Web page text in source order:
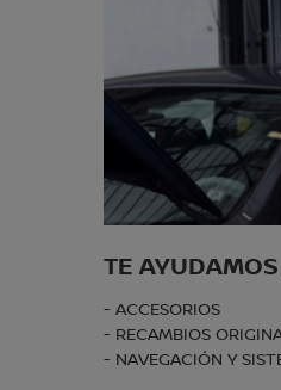
TE
- ACCESORIOS
- RECAMBIOS
- NAVEGACIÓN Y